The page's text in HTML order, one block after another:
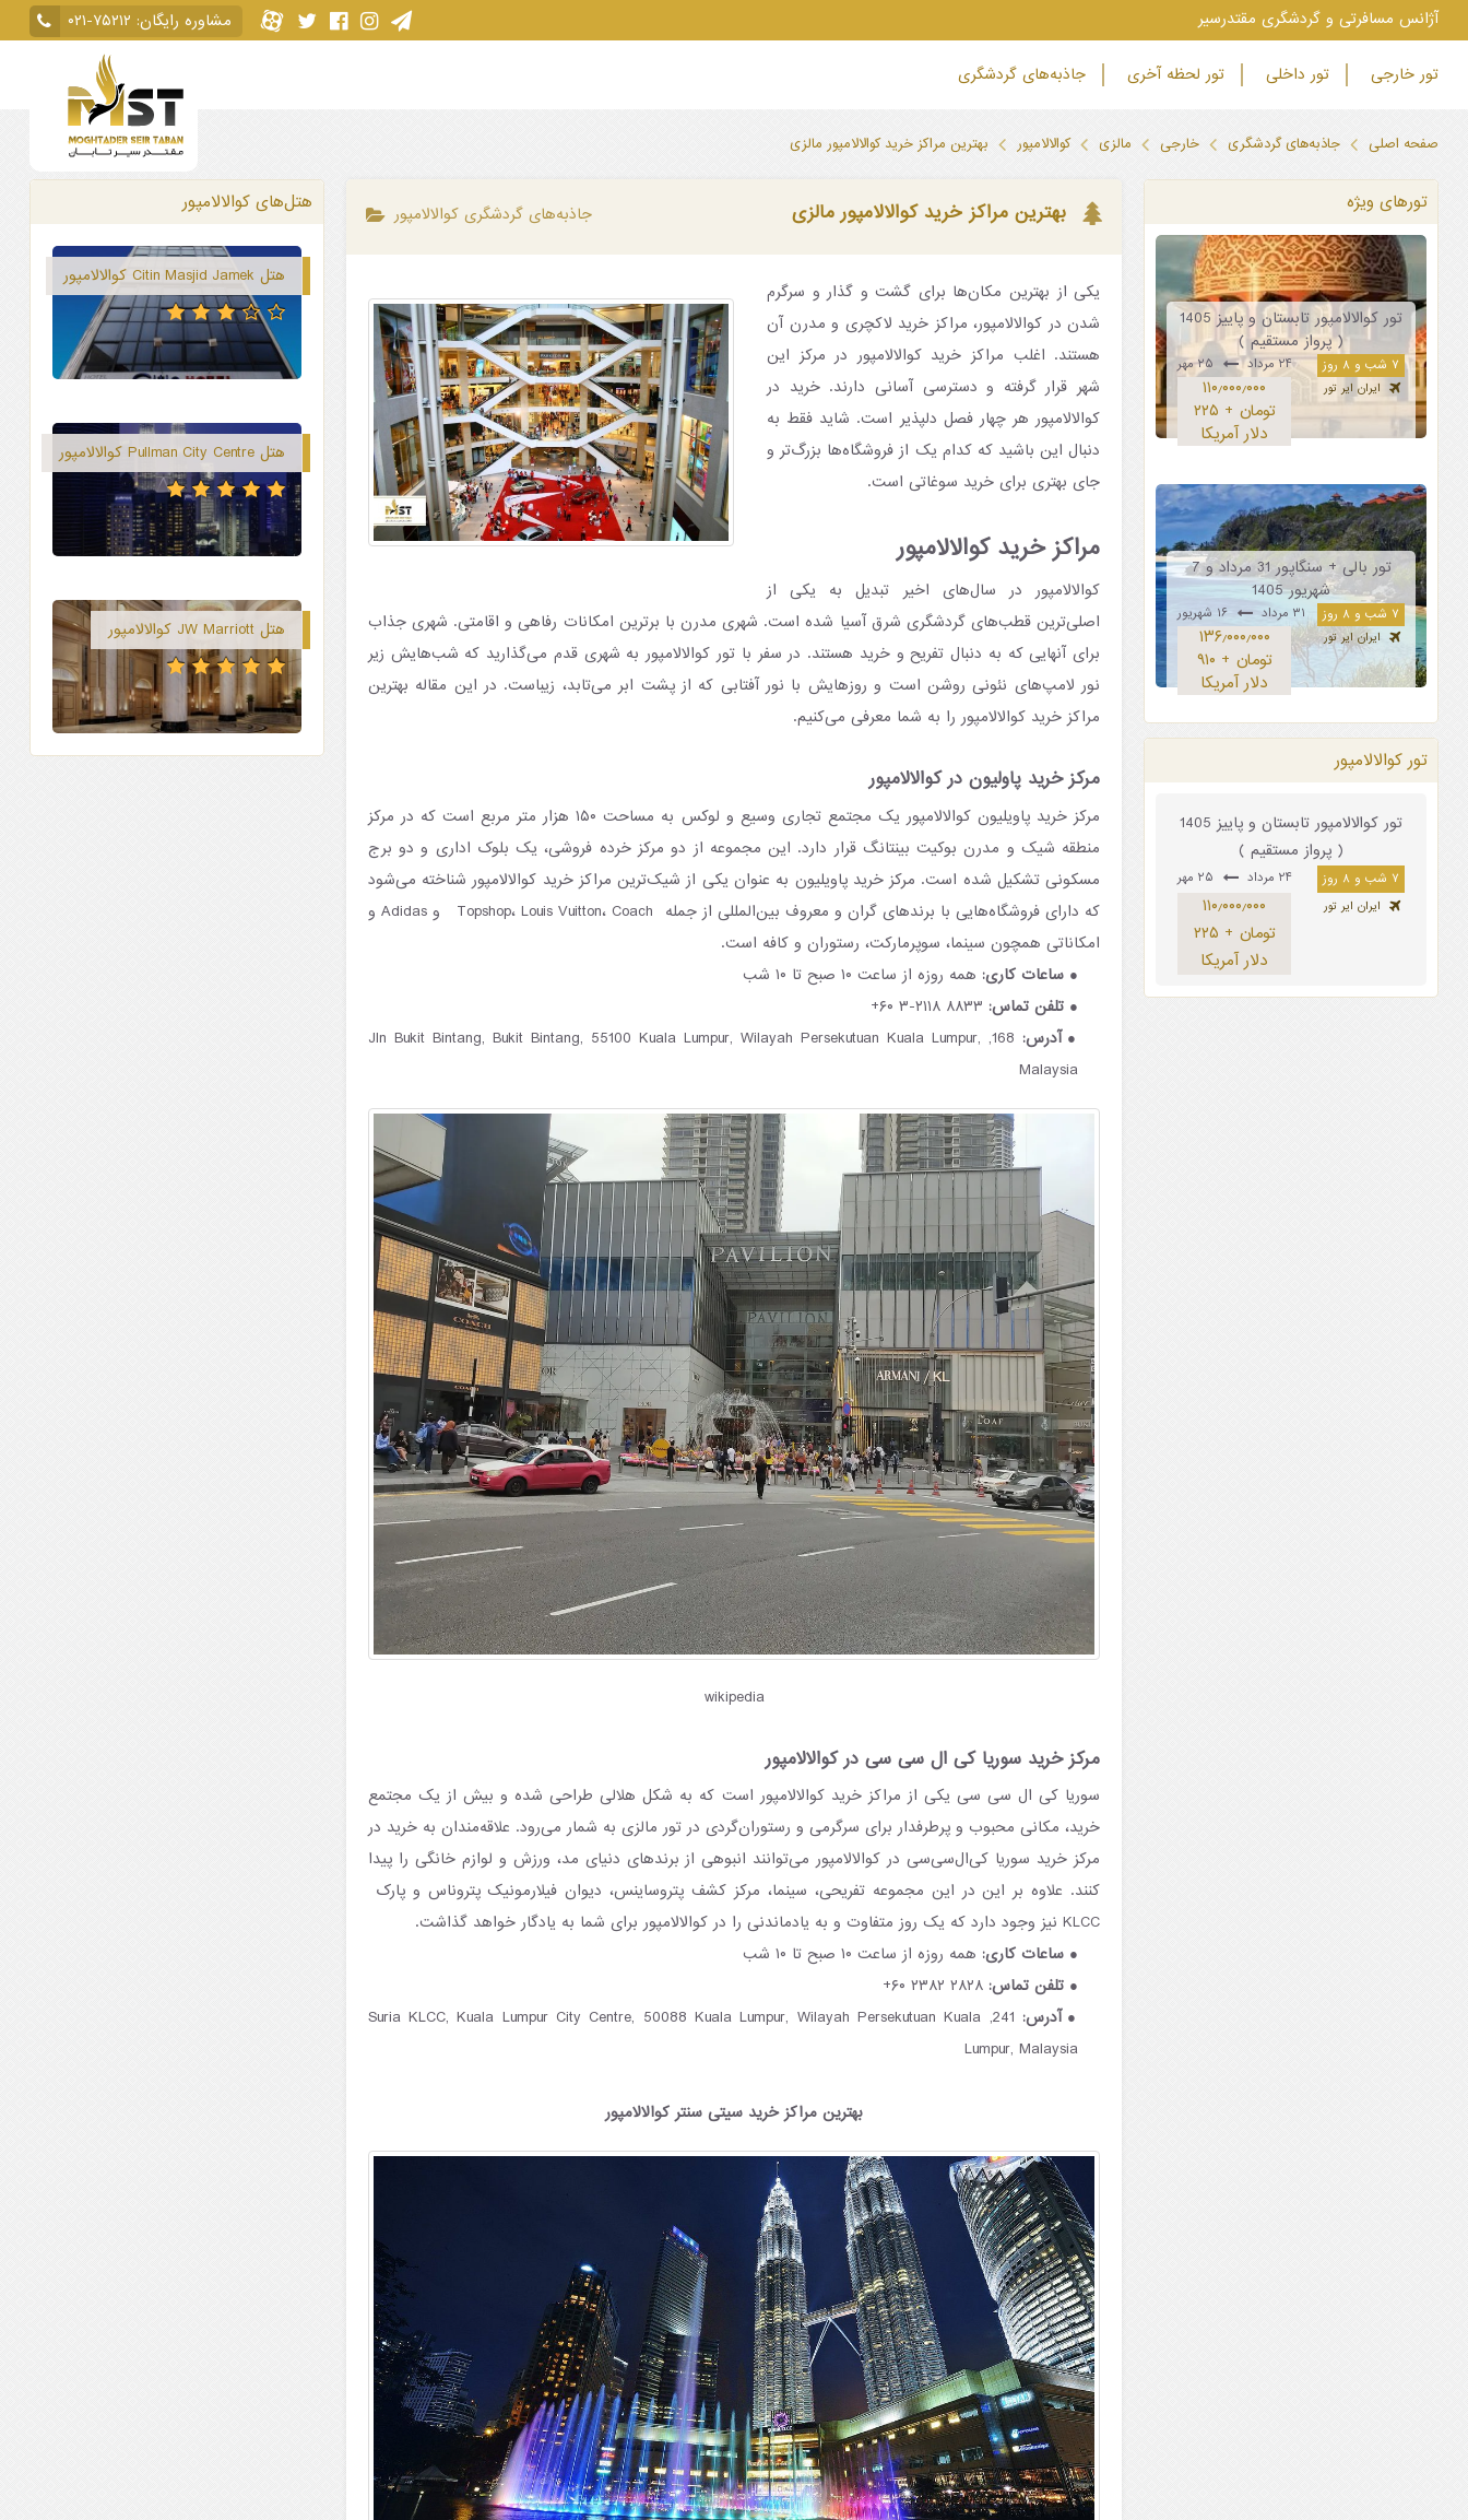
‫آژانس مسافرتی و گردشگری مقتدرسیر مشاوره رایگان: ۰۲۱-۷۵۲۱۲
تور خارجی تور داخلی تور لحظه آخری جاذبه‌های گردشگری
صفحه اصلی جاذبه‌های گردشگری خارجی مالزی کوالالامپور بهترین مراکز خرید کوالالامپور مالزی
بهترین مراکز خرید کوالالامپور مالزی جاذبه‌های گردشگری کوالالامپور
یکی از بهترین مکان‌ها برای گشت و گذار و سرگرم
شدن در کوالالامپور، مراکز خرید لاکچری و مدرن آن
هستند. اغلب مراکز خرید کوالالامپور در مرکز این
شهر قرار گرفته و دسترسی آسانی دارند. خرید در
کوالالامپور هر چهار فصل دلپذیر است. شاید فقط به
دنبال این باشید که کدام یک از فروشگاه‌ها بزرگ‌تر و
جای بهتری برای خرید سوغاتی است.
مراکز خرید کوالالامپور
کوالالامپور در سال‌های اخیر تبدیل به یکی از
اصلی‌ترین قطب‌های گردشگری شرق آسیا شده است. شهری مدرن با برترین امکانات رفاهی و اقامتی. شهری جذاب
برای آنهایی که به دنبال تفریح و خرید هستند. در سفر با تور کوالالامپور به شهری قدم می‌گذارید که شب‌هایش زیر
نور لامپ‌های نئونی روشن است و روزهایش با نور آفتابی که از پشت ابر می‎‌تابد، زیباست. در این مقاله بهترین
مراکز خرید کوالالامپور را به شما معرفی می‌کنیم.
مرکز خرید پاولیون در کوالالامپور
مرکز خرید پاویلیون کوالالامپور یک مجتمع تجاری وسیع و لوکس به مساحت ۱۵۰ هزار متر مربع است که در مرکز
منطقه شیک و مدرن بوکیت بینتانگ قرار دارد. این مجموعه از دو مرکز خرده فروشی، یک بلوک اداری و دو برج
مسکونی تشکیل شده است. مرکز خرید پاویلیون به عنوان یکی از شیک‌ترین مراکز خرید کوالالامپور شناخته می‌شود
که دارای فروشگاه‌هایی با برندهای گران و معروف بین‌المللی از جمله Topshop، Louis Vuitton، Coach و Adidas و
امکاناتی همچون سینما، سوپرمارکت، رستوران و کافه است.
ساعات کاری: همه روزه از ساعت ۱۰ صبح تا ۱۰ شب
تلفن تماس:
آدرس:
168, Jln Bukit Bintang, Bukit Bintang, 55100 Kuala Lumpur, Wilayah Persekutuan Kuala Lumpur,
Malaysia
wikipedia
مرکز خرید سوریا کی ال سی سی در کوالالامپور
سوریا کی ال سی سی یکی از مراکز خرید کوالالامپور است که به شکل هلالی طراحی شده و بیش از یک مجتمع
خرید، مکانی محبوب و پرطرفدار برای سرگرمی و رستوران‌گردی در تور مالزی به شمار می‌رود. علاقه‌مندان به خرید در
مرکز خرید سوریا کی‌ال‌سی‌سی در کوالالامپور می‌توانند انبوهی از برندهای دنیای مد، ورزش و لوازم خانگی را پیدا
کنند. علاوه بر این در این مجموعه تفریحی، سینما، مرکز کشف پتروساینس، دیوان فیلارمونیک پتروناس و پارک
KLCC نیز وجود دارد که یک روز متفاوت و به یادماندنی را در کوالالامپور برای شما به یادگار خواهد گذاشت.
ساعات کاری: همه روزه از ساعت ۱۰ صبح تا ۱۰ شب
تلفن تماس:
آدرس:
241, Suria KLCC, Kuala Lumpur City Centre, 50088 Kuala Lumpur, Wilayah Persekutuan Kuala
Lumpur, Malaysia
بهترین مراکز خرید سیتی سنتر کوالالامپور
تورهای ویژه
تور کوالالامپور تابستان و پاییز 1405
( پرواز مستقیم )
۷ شب و ۸ روز ۲۴ مرداد
ایران ایر تور
۱۱۰٫۰۰۰٫۰۰۰
تومان + ۲۲۵
دلار آمریکا
تور بالی + سنگاپور 31 مرداد و 7
شهریور 1405
۷ شب و ۸ روز ۳۱ مرداد
ایران ایر تور
۱۳۶٫۰۰۰٫۰۰۰
تومان + ۹۱۰
دلار آمریکا
تور کوالالامپور
تور کوالالامپور تابستان و پاییز 1405
( پرواز مستقیم )
۷ شب و ۸ روز ۲۴ مرداد
ایران ایر تور
۱۱۰٫۰۰۰٫۰۰۰
تومان + ۲۲۵
دلار آمریکا
هتل‌های کوالالامپور
هتل Citin Masjid Jamek کوالالامپور
هتل Pullman City Centre کوالالامپور
هتل JW Marriott کوالالامپور